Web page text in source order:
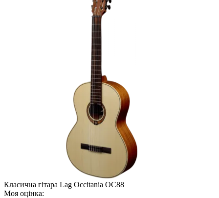
Класична гітара Lag Occitania OC88
Моя оцінка: